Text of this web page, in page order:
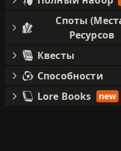
Споты
Ресурсов
Квесты
Способности
Lore Books
new